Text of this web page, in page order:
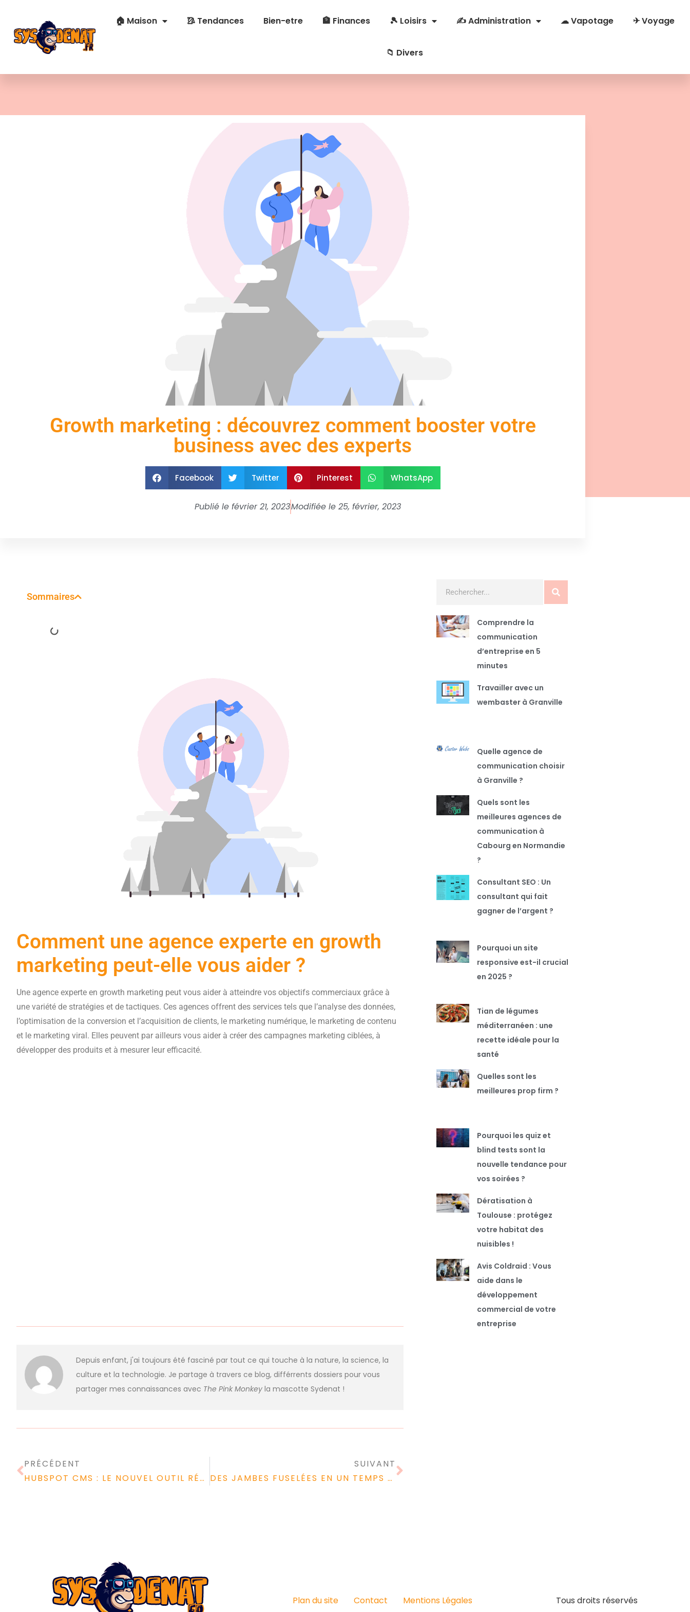
🏠 Maison 🥻 Tendances Bien-etre 🏦 Finances 🎾 Loisirs ✍ Administration ☁ Vapotage ✈ Voyage
📁 Divers
Growth marketing : découvrez comment booster votre
business avec des experts
Facebook Twitter Pinterest WhatsApp
Publié le février 21, 2023Modifiée le 25, février, 2023
Sommaires
Comment une agence experte en growth
marketing peut-elle vous aider ?
Une agence experte en growth marketing peut vous aider à atteindre vos objectifs commerciaux grâce à
une variété de stratégies et de tactiques. Ces agences offrent des services tels que l’analyse des données,
l’optimisation de la conversion et l’acquisition de clients, le marketing numérique, le marketing de contenu
et le marketing viral. Elles peuvent par ailleurs vous aider à créer des campagnes marketing ciblées, à
développer des produits et à mesurer leur efficacité.
Depuis enfant, j'ai toujours été fasciné par tout ce qui touche à la nature, la science, la
culture et la technologie. Je partage à travers ce blog, différrents dossiers pour vous
partager mes connaissances avec The Pink Monkey la mascotte Sydenat !
PRÉCÉDENT
HUBSPOT CMS : LE NOUVEL OUTIL RÉVOLUTIONNAIRE QUI VA RENDRE VOTRE SITE WEB IRRÉSISTIBLE AUX YEUX DES INTERNAUTES !
SUIVANT
DES JAMBES FUSELÉES EN UN TEMPS RECORD : DÉCOUVREZ LA MAGIE DES LEG EXTENSIONS POUR DES GAMBETTES DE RÊVE !
Comprendre la
communication
d’entreprise en 5
minutes
Travailler avec un
wembaster à Granville
Quelle agence de
communication choisir
à Granville ?
Quels sont les
meilleures agences de
communication à
Cabourg en Normandie
?
Consultant SEO : Un
consultant qui fait
gagner de l’argent ?
Pourquoi un site
responsive est-il crucial
en 2025 ?
Tian de légumes
méditerranéen : une
recette idéale pour la
santé
Quelles sont les
meilleures prop firm ?
Pourquoi les quiz et
blind tests sont la
nouvelle tendance pour
vos soirées ?
Dératisation à
Toulouse : protégez
votre habitat des
nuisibles !
Avis Coldraid : Vous
aide dans le
développement
commercial de votre
entreprise
Plan du site Contact Mentions Légales Tous droits réservés